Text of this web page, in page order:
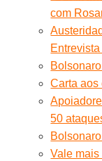
com
Carta aos
50
Vale mais